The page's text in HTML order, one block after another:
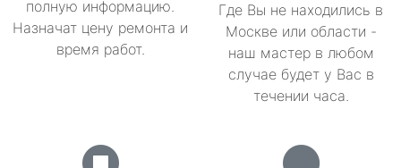
полную информацию.
Назначат цену ремонта и
время работ.
Где Вы не находились в
Москве или области -
наш мастер в любом
случае будет у Вас в
течении часа.